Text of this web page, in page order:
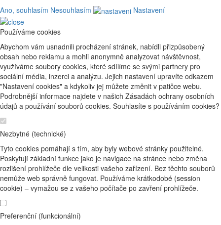
Ano, souhlasím Nesouhlasím Nastavení
Používáme cookies
Abychom vám usnadnili procházení stránek, nabídli přizpůsobený
obsah nebo reklamu a mohli anonymně analyzovat návštěvnost,
využíváme soubory cookies, které sdílíme se svými partnery pro
sociální média, inzerci a analýzu. Jejich nastavení upravíte odkazem
"Nastavení cookies" a kdykoliv jej můžete změnit v patičce webu.
Podrobnější informace najdete v našich Zásadách ochrany osobních
údajů a používání souborů cookies. Souhlasíte s používáním cookies?
Nezbytné (technické)
Tyto cookies pomáhají s tím, aby byly webové stránky použitelné.
Poskytují základní funkce jako je navigace na stránce nebo změna
rozlišení prohlížeče dle velikosti vašeho zařízení. Bez těchto souborů
nemůže web správně fungovat. Používáme krátkodobé (session
cookie) – vymažou se z vašeho počítače po zavření prohlížeče.
Preferenční (funkcionální)